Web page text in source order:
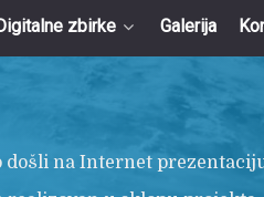
zbirke Galerija
došli na Internet